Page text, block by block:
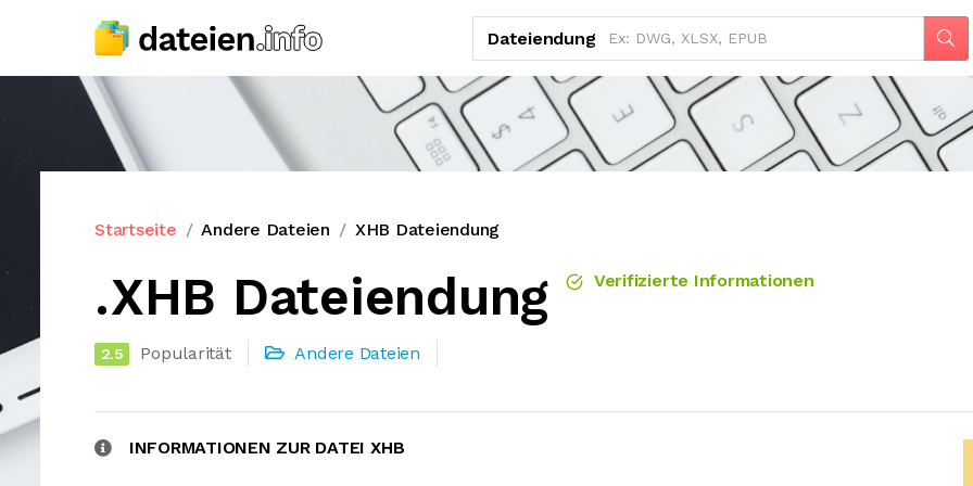
Dateiendung
Startseite Andere Dateien XHB Dateiendung
.XHB Dateiendung Verifizierte Informationen
2.5 Popularität Andere Dateien
INFORMATIONEN ZUR DATEI XHB